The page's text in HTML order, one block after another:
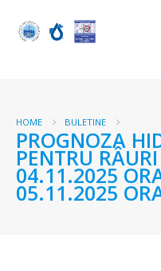
HOME BULETINE
PROGNOZA
PENTRU
04.11.2025
05.11.2025